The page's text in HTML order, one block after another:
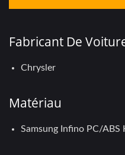
Fabricant De
Chrysler
Matériau
Samsung Infino PC/ABS